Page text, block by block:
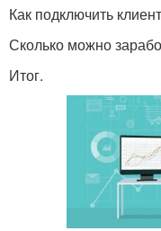
Как подключить
Сколько можно
Итог.